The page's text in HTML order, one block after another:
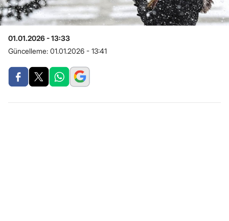
01.01.2026 - 13:33
Güncelleme: 01.01.2026 - 13:41